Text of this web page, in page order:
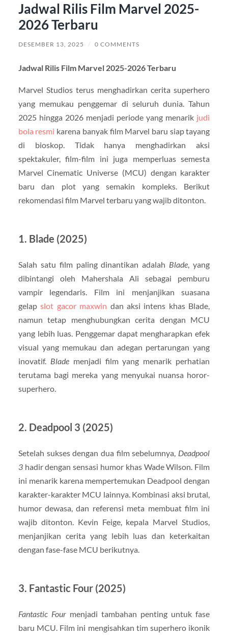
Jadwal Rilis Film Marvel 2025-
2026 Terbaru
DESEMBER 13, 2025 / 0 COMMENTS
Jadwal Rilis Film Marvel 2025-2026 Terbaru
Marvel Studios terus menghadirkan cerita superhero
yang memukau penggemar di seluruh dunia. Tahun
2025 hingga 2026 menjadi periode yang menarik judi
bola resmi karena banyak film Marvel baru siap tayang
di bioskop. Tidak hanya menghadirkan aksi
spektakuler, film-film ini juga memperluas semesta
Marvel Cinematic Universe (MCU) dengan karakter
baru dan plot yang semakin kompleks. Berikut
rekomendasi film Marvel terbaru yang wajib ditonton.
1. Blade (2025)
Salah satu film paling dinantikan adalah Blade, yang
dibintangi oleh Mahershala Ali sebagai pemburu
vampir legendaris. Film ini menjanjikan suasana
gelapslot gacor maxwin dan aksi intens khas Blade,
namun tetap menghubungkan cerita dengan MCU
yang lebih luas. Penggemar dapat mengharapkan efek
visual yang memukau dan adegan pertarungan yang
inovatif. Blademenjadi film yang menarik perhatian
terutama bagi mereka yang menyukai nuansa horor-
superhero.
2. Deadpool 3 (2025)
Setelah sukses dengan dua film sebelumnya, Deadpool
3hadir dengan sensasi humor khas Wade Wilson. Film
ini menarik karena mempertemukan Deadpool dengan
karakter-karakter MCU lainnya. Kombinasi aksi brutal,
humor dewasa, dan referensi meta membuat film ini
wajib ditonton. Kevin Feige, kepala Marvel Studios,
menjanjikan cerita yang lebih luas dan keterkaitan
dengan fase-fase MCU berikutnya.
3. Fantastic Four (2025)
Fantastic Fourmenjadi tambahan penting untuk fase
baru MCU. Film ini mengisahkan tim superhero ikonik